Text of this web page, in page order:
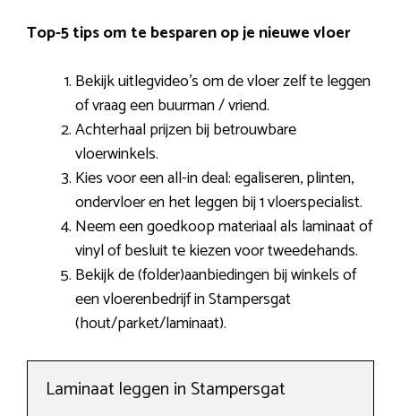
Top-5 tips om te besparen op je nieuwe vloer
Bekijk uitlegvideo’s om de vloer zelf te leggen
of vraag een buurman / vriend.
Achterhaal prijzen bij betrouwbare
vloerwinkels.
Kies voor een all-in deal: egaliseren, plinten,
ondervloer en het leggen bij 1 vloerspecialist.
Neem een goedkoop materiaal als laminaat of
vinyl of besluit te kiezen voor tweedehands.
Bekijk de (folder)aanbiedingen bij winkels of
een vloerenbedrijf in Stampersgat
(hout/parket/laminaat).
Laminaat leggen in Stampersgat